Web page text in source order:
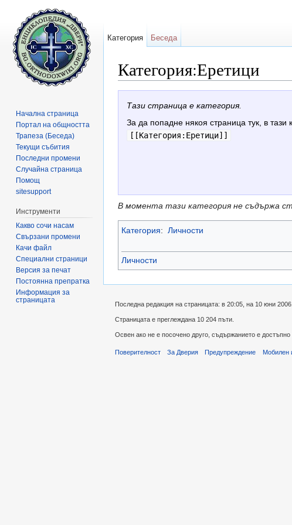
Категория:Еретици
Тази страница е категория.
За да попадне някоя страница тук, в тази
[[Категория:Еретици]]
В момента тази категория не съдържа
Категория: Личности
Личности
Категория Беседа
Начална страница
Портал на общността
Трапеза (Беседа)
Текущи събития
Последни промени
Случайна страница
Помощ
sitesupport
Инструменти
Какво сочи насам
Свързани промени
Качи файл
Специални страници
Версия за печат
Постоянна препратка
Информация за
страницата
Последна редакция на страницата: в 20:05, на 10 юни 2006.
Страницата е преглеждана 10 204 пъти.
Освен ако не е посочено друго, съдържанието е достъпно
Поверителност За Дверия Предупреждение Мобилен